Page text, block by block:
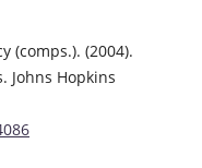
(comps.). (2004).
Johns Hopkins